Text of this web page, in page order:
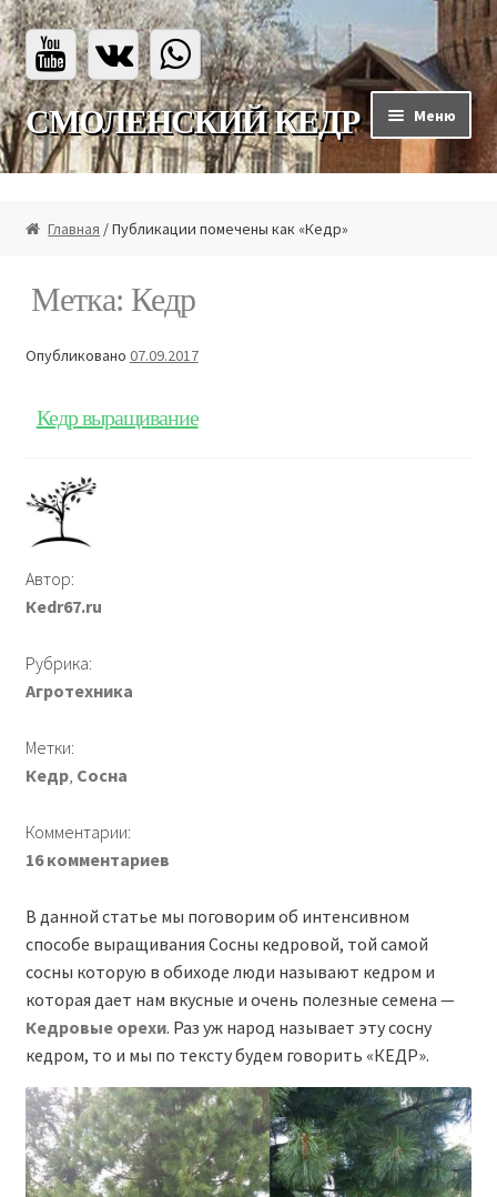
Перейти
к
навигации
Перейти
к
содержимому
СМОЛЕНСКИЙ КЕДР Меню
Доставка
Контакты
Отзывы
Главная / Публикации помечены как «Кедр»
Метка: Кедр
Опубликовано 07.09.2017
Кедр выращивание
Автор:
Кedr67.ru
Рубрика:
Агротехника
Метки:
Кедр, Сосна
Комментарии:
16 комментариев
В данной статье мы поговорим об интенсивном
способе выращивания Сосны кедровой, той самой
сосны которую в обиходе люди называют кедром и
которая дает нам вкусные и очень полезные семена —
Кедровые орехи. Раз уж народ называет эту сосну
кедром, то и мы по тексту будем говорить «КЕДР».